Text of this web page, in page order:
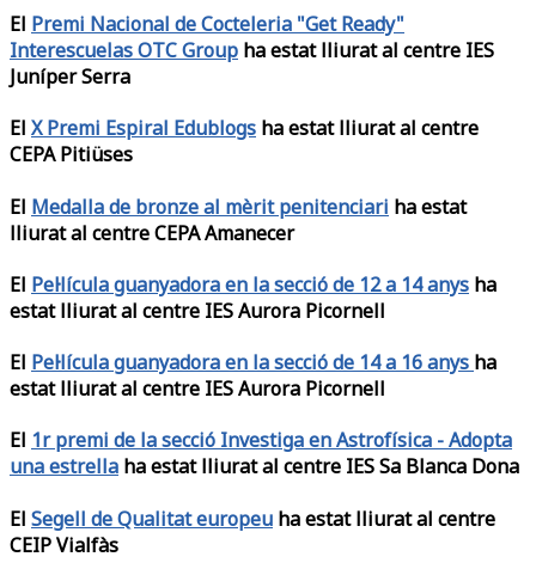
El Premi Nacional de Cocteleria "Get Ready"
Interescuelas OTC Group ha estat lliurat al centre IES
Juníper Serra
El X Premi Espiral Edublogs ha estat lliurat al centre
CEPA Pitiüses
El Medalla de bronze al mèrit penitenciari ha estat
lliurat al centre CEPA Amanecer
El Pel·lícula guanyadora en la secció de 12 a 14 anys ha
estat lliurat al centre IES Aurora Picornell
El Pel·lícula guanyadora en la secció de 14 a 16 anys ha
estat lliurat al centre IES Aurora Picornell
El 1r premi de la secció Investiga en Astrofísica - Adopta
una estrella ha estat lliurat al centre IES Sa Blanca Dona
El Segell de Qualitat europeu ha estat lliurat al centre
CEIP Vialfàs